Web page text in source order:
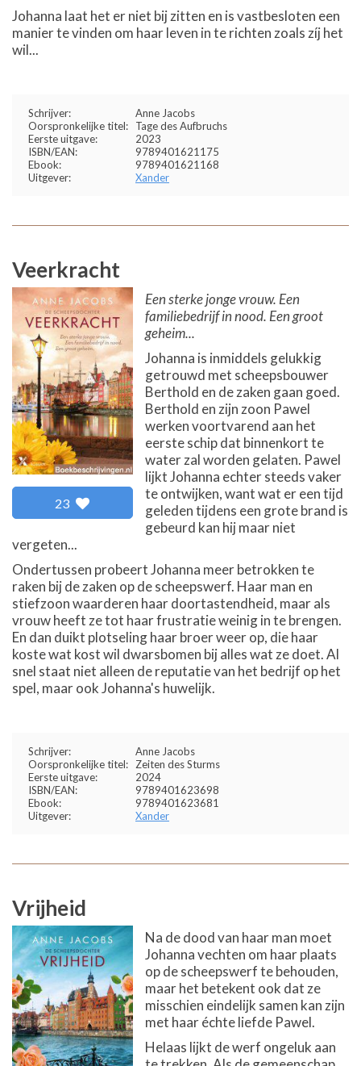
Johanna laat het er niet bij zitten en is vastbesloten een
manier te vinden om haar leven in te richten zoals zíj het
wil...
Schrijver:
Anne Jacobs
Oorspronkelijke titel:
Tage des Aufbruchs
Eerste uitgave:
2023
ISBN/EAN:
9789401621175
Ebook:
9789401621168
Uitgever:
Xander
Veerkracht
23
Een sterke jonge vrouw. Een
familiebedrijf in nood. Een groot
geheim...
Johanna is inmiddels gelukkig
getrouwd met scheepsbouwer
Berthold en de zaken gaan goed.
Berthold en zijn zoon Pawel
werken voortvarend aan het
eerste schip dat binnenkort te
water zal worden gelaten. Pawel
lijkt Johanna echter steeds vaker
te ontwijken, want wat er een tijd
geleden tijdens een grote brand is
gebeurd kan hij maar niet
vergeten...
Ondertussen probeert Johanna meer betrokken te
raken bij de zaken op de scheepswerf. Haar man en
stiefzoon waarderen haar doortastendheid, maar als
vrouw heeft ze tot haar frustratie weinig in te brengen.
En dan duikt plotseling haar broer weer op, die haar
koste wat kost wil dwarsbomen bij alles wat ze doet. Al
snel staat niet alleen de reputatie van het bedrijf op het
spel, maar ook Johanna's huwelijk.
Schrijver:
Anne Jacobs
Oorspronkelijke titel:
Zeiten des Sturms
Eerste uitgave:
2024
ISBN/EAN:
9789401623698
Ebook:
9789401623681
Uitgever:
Xander
Vrijheid
Na de dood van haar man moet
Johanna vechten om haar plaats
op de scheepswerf te behouden,
maar het betekent ook dat ze
misschien eindelijk samen kan zijn
met haar échte liefde Pawel.
Helaas lijkt de werf ongeluk aan